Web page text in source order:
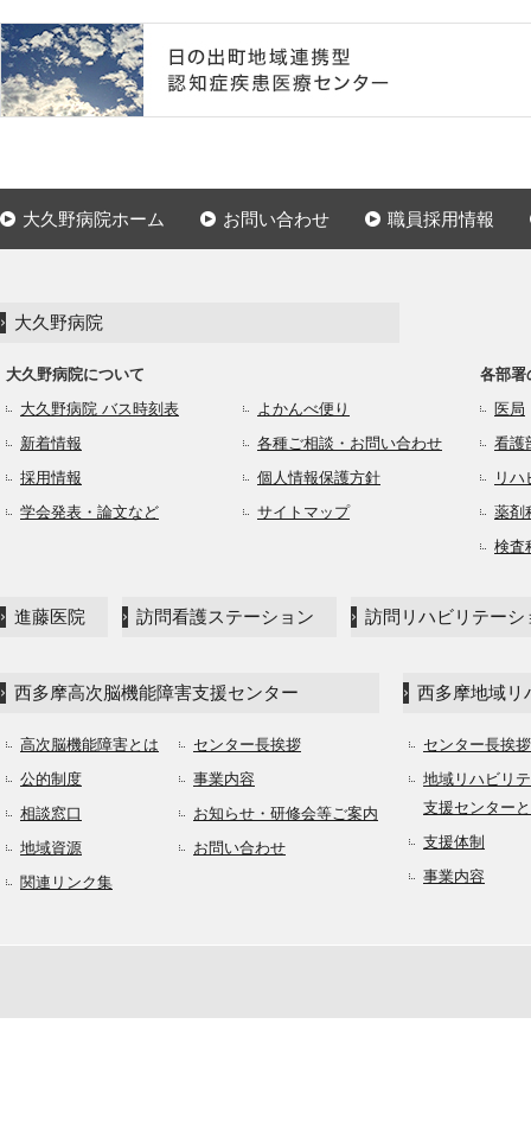
大久野病院ホーム お問い合わせ 職員採用情報
大久野病院
大久野病院について
大久野病院 バス時刻表
よかんべ便り
新着情報
各種ご相談・お問い合わせ
採用情報
個人情報保護方針
学会発表・論文など
サイトマップ
各部署
医局
看護
リ
薬剤
検査
進藤医院 訪問看護ステーション 訪問リハビリテーシ
西多摩高次脳機能障害支援センター
高次脳機能障害とは
公的制度
相談窓口
地域資源
関連リンク集
センター長挨拶
事業内容
お知らせ・研修会等ご案内
お問い合わせ
西多摩地域リ
センター長挨拶
地域リハビリ
支援センター
支援体制
事業内容